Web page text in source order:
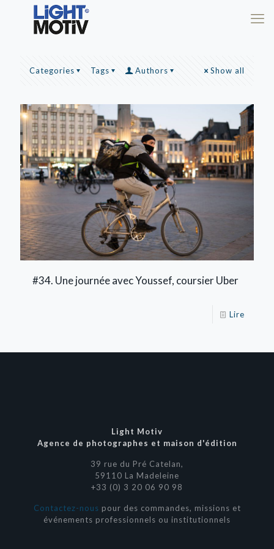
Categories Tags Authors Show all
#34. Une journée avec Youssef, coursier Uber
Lire
Light Motiv
Agence de photographes et maison d'édition
39 rue du Pré Catelan,
59110 La Madeleine
+33 (0) 3 20 06 90 98
Contactez-nous pour des commandes, missions et
événements professionnels ou institutionnels